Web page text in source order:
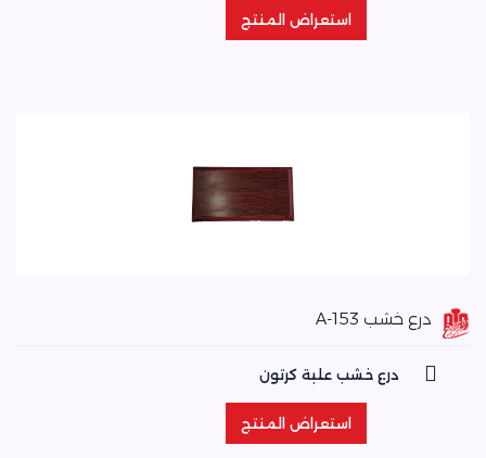
استعراض المنتج
استعراض المنتج
درع خشب A-153
درع خشب علبة كرتون
استعراض المنتج
استعراض المنتج